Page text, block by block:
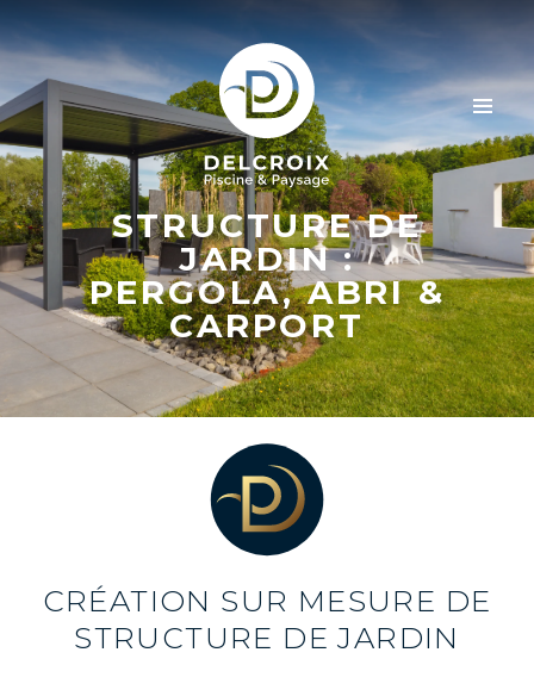
STRUCTURE DE
JARDIN :
PERGOLA, ABRI &
CARPORT
CRÉATION SUR MESURE DE
STRUCTURE DE JARDIN